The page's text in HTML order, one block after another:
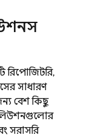
রিপোজিটরি,
সাধারণ
বেশ কিছু
সরাসরি